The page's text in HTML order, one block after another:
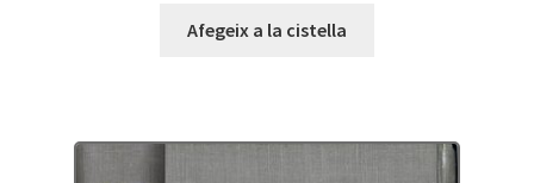
Afegeix a la cistella